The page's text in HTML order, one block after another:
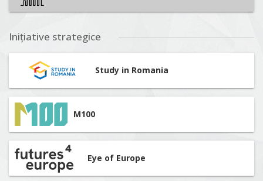
Inițiative strategice
Study in Romania
M100
Eye of Europe